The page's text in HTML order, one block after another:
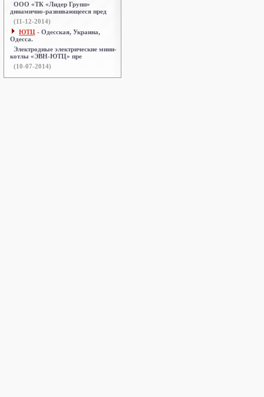
ООО «ТК «Лидер Групп»
динамично-развивающееся пред
(11-12-2014)
ЮТЦ - Одесская, Украина,
Одесса.
Электродные электрические мини-
котлы «ЭВН-ЮТЦ» пре
(10-07-2014)